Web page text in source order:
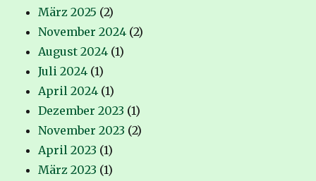
März 2025 (2)
November 2024 (2)
August 2024 (1)
Juli 2024 (1)
April 2024 (1)
Dezember 2023 (1)
November 2023 (2)
April 2023 (1)
März 2023 (1)